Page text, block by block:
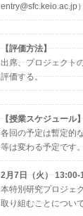
entry@sfc.keio.ac.jp
【評価方法】
出席、プロジェクト
評価する。
【授業スケジュール】
各回の予定は暫定的
等は変わる予定です。
2月7日（火） 13:00-
本特別研究プロジェ
取り組むことについ